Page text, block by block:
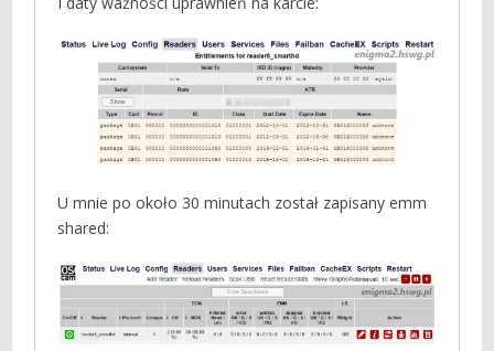
U mnie po około 30 minutach został zapisany emm
shared: